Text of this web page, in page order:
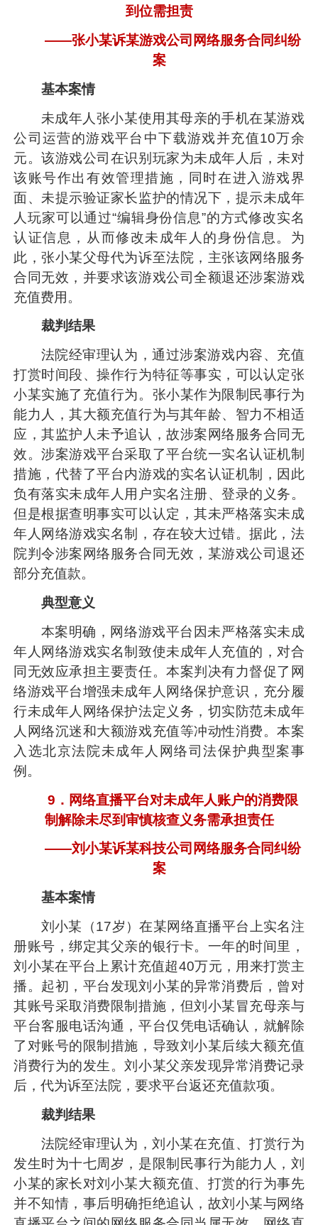
到位需担责
——张小某诉某游戏公司网络服务合同纠纷
案
基本案情
未成年人张小某使用其母亲的手机在某游戏
公司运营的游戏平台中下载游戏并充值10万余
元。该游戏公司在识别玩家为未成年人后，未对
该账号作出有效管理措施，同时在进入游戏界
面、未提示验证家长监护的情况下，提示未成年
人玩家可以通过“编辑身份信息”的方式修改实名
认证信息，从而修改未成年人的身份信息。为
此，张小某父母代为诉至法院，主张该网络服务
合同无效，并要求该游戏公司全额退还涉案游戏
充值费用。
裁判结果
法院经审理认为，通过涉案游戏内容、充值
打赏时间段、操作行为特征等事实，可以认定张
小某实施了充值行为。张小某作为限制民事行为
能力人，其大额充值行为与其年龄、智力不相适
应，其监护人未予追认，故涉案网络服务合同无
效。涉案游戏平台采取了平台统一实名认证机制
措施，代替了平台内游戏的实名认证机制，因此
负有落实未成年人用户实名注册、登录的义务。
但是根据查明事实可以认定，其未严格落实未成
年人网络游戏实名制，存在较大过错。据此，法
院判令涉案网络服务合同无效，某游戏公司退还
部分充值款。
典型意义
本案明确，网络游戏平台因未严格落实未成
年人网络游戏实名制致使未成年人充值的，对合
同无效应承担主要责任。本案判决有力督促了网
络游戏平台增强未成年人网络保护意识，充分履
行未成年人网络保护法定义务，切实防范未成年
人网络沉迷和大额游戏充值等冲动性消费。本案
入选北京法院未成年人网络司法保护典型案事
例。
9．网络直播平台对未成年人账户的消费限
制解除未尽到审慎核查义务需承担责任
——刘小某诉某科技公司网络服务合同纠纷
案
基本案情
刘小某（17岁）在某网络直播平台上实名注
册账号，绑定其父亲的银行卡。一年的时间里，
刘小某在平台上累计充值超40万元，用来打赏主
播。起初，平台发现刘小某的异常消费后，曾对
其账号采取消费限制措施，但刘小某冒充母亲与
平台客服电话沟通，平台仅凭电话确认，就解除
了对账号的限制措施，导致刘小某后续大额充值
消费行为的发生。刘小某父亲发现异常消费记录
后，代为诉至法院，要求平台返还充值款项。
裁判结果
法院经审理认为，刘小某在充值、打赏行为
发生时为十七周岁，是限制民事行为能力人，刘
小某的家长对刘小某大额充值、打赏的行为事先
并不知情，事后明确拒绝追认，故刘小某与网络